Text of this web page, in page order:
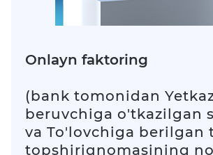
Onlayn faktoring
(bank tomonidan
beruvchiga o'tkazilgan
va To'lovchiga berilgan
topshiriqnomasining